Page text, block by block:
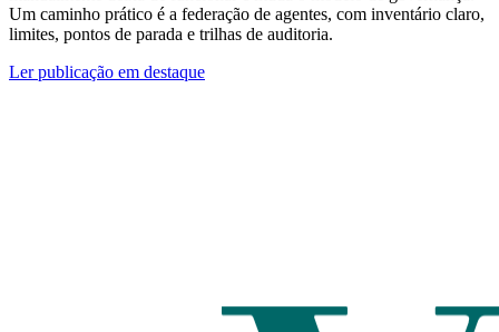
Um caminho prático é a federação de agentes, com inventário claro,
limites, pontos de parada e trilhas de auditoria.
Ler publicação em destaque